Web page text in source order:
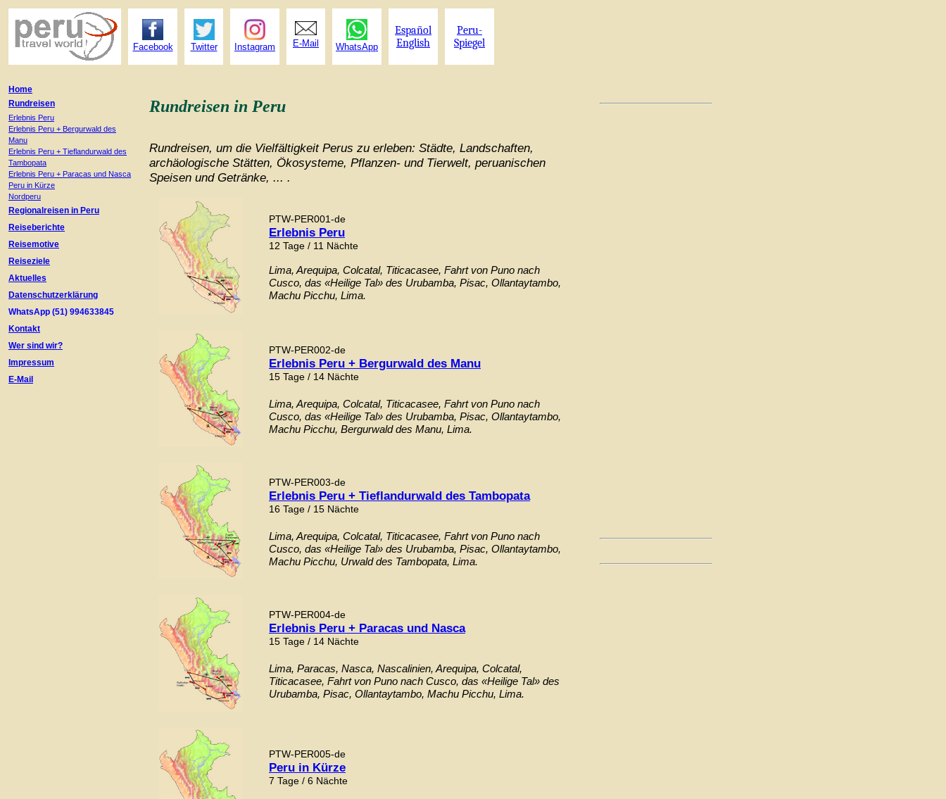
Rundreisen in Peru
Rundreisen, um die Vielfältigkeit Perus zu erleben: Städte, Landschaften,
archäologische Stätten, Ökosysteme, Pflanzen- und Tierwelt, peruanischen
Speisen und Getränke, ... .
PTW-PER001-de
Erlebnis Peru
12 Tage / 11 Nächte
Lima, Arequipa, Colcatal, Titicacasee, Fahrt von Puno nach
Cusco, das «Heilige Tal» des Urubamba, Pisac, Ollantaytambo,
Machu Picchu, Lima.
PTW-PER002-de
Erlebnis Peru + Bergurwald des Manu
15 Tage / 14 Nächte
Lima, Arequipa, Colcatal, Titicacasee, Fahrt von Puno nach
Cusco, das «Heilige Tal» des Urubamba, Pisac, Ollantaytambo,
Machu Picchu, Bergurwald des Manu, Lima.
PTW-PER003-de
Erlebnis Peru + Tieflandurwald des Tambopata
16 Tage / 15 Nächte
Lima, Arequipa, Colcatal, Titicacasee, Fahrt von Puno nach
Cusco, das «Heilige Tal» des Urubamba, Pisac, Ollantaytambo,
Machu Picchu, Urwald des Tambopata, Lima.
PTW-PER004-de
Erlebnis Peru + Paracas und Nasca
15 Tage / 14 Nächte
Lima, Paracas, Nasca, Nascalinien, Arequipa, Colcatal,
Titicacasee, Fahrt von Puno nach Cusco, das «Heilige Tal» des
Urubamba, Pisac, Ollantaytambo, Machu Picchu, Lima.
PTW-PER005-de
Peru in Kürze
7 Tage / 6 Nächte
Home
Rundreisen
Erlebnis Peru
Erlebnis Peru + Bergurwald des
Manu
Erlebnis Peru + Tieflandurwald des
Tambopata
Erlebnis Peru + Paracas und Nasca
Peru in Kürze
Nordperu
Regionalreisen in Peru
Reiseberichte
Reisemotive
Reiseziele
Aktuelles
Datenschutzerklärung
WhatsApp (51) 994633845
Kontakt
Wer sind wir?
Impressum
E-Mail
Facebook Twitter Instagram E-Mail WhatsApp
Español
English
Peru-
Spiegel